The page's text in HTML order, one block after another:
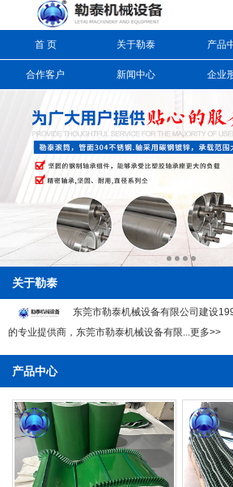
首 页 关于勒泰 产品
合作客户 新闻中心 企业
关于勒泰
东莞市勒泰机械设备有限公司建设
的专业提供商，东莞市勒泰机械设备有限...更多>>
产品中心
信息搜索